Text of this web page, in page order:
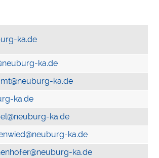
ka.de
ka.de
ka.de
ka.de
ka.de
ka.de
ka.de